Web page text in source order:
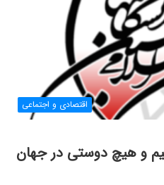
اقتصادی و اجتماعی
و هیچ دوستی در جهان